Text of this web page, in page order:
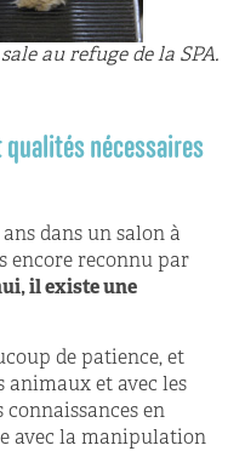
au refuge de la SPA.
nécessaires
dans un salon à
encore reconnu par
il existe une
de patience, et
animaux et avec les
en
avec la manipulation